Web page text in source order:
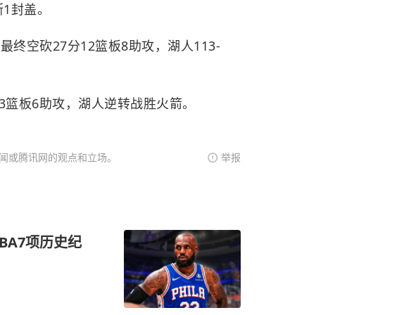
封盖。
终空砍27分12篮板8助攻，湖人113-
板6助攻，湖人逆转战胜火箭。
腾讯网的观点和立场。 举报
项历史纪